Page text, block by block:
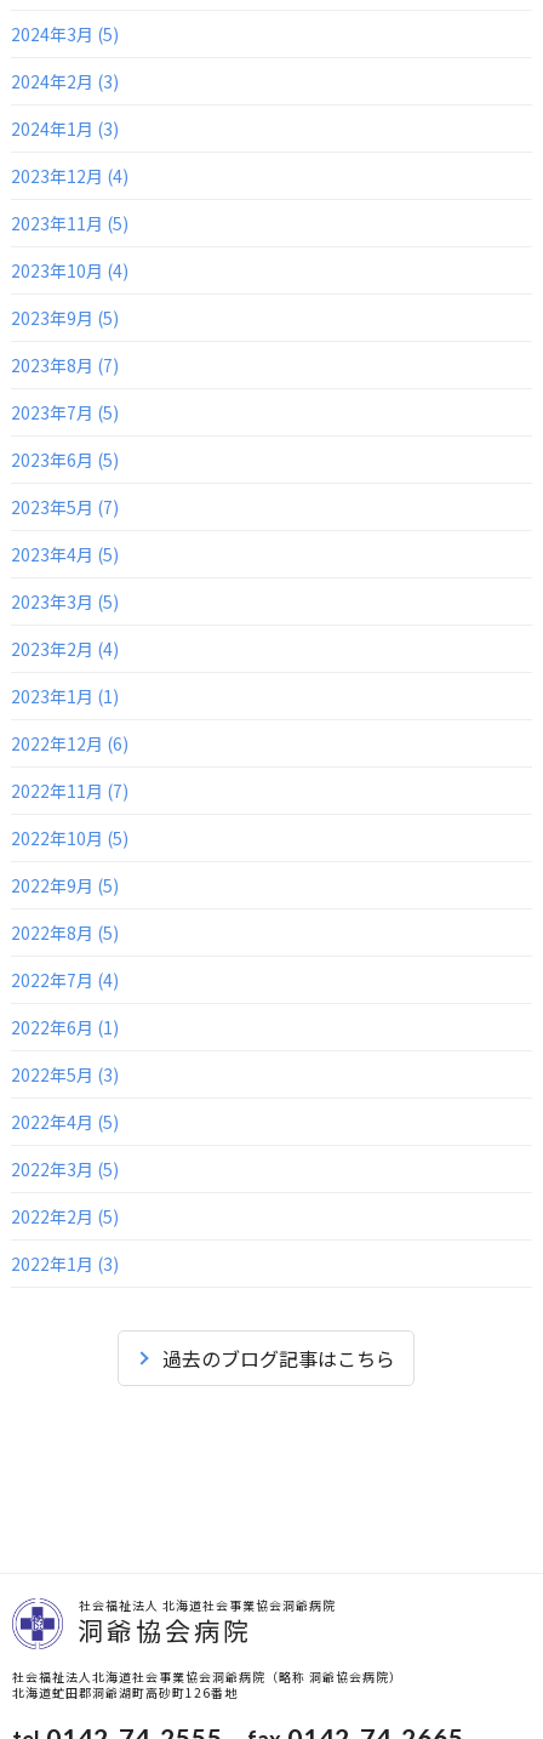
2024年3月 (5)
2024年2月 (3)
2024年1月 (3)
2023年12月 (4)
2023年11月 (5)
2023年10月 (4)
2023年9月 (5)
2023年8月 (7)
2023年7月 (5)
2023年6月 (5)
2023年5月 (7)
2023年4月 (5)
2023年3月 (5)
2023年2月 (4)
2023年1月 (1)
2022年12月 (6)
2022年11月 (7)
2022年10月 (5)
2022年9月 (5)
2022年8月 (5)
2022年7月 (4)
2022年6月 (1)
2022年5月 (3)
2022年4月 (5)
2022年3月 (5)
2022年2月 (5)
2022年1月 (3)
過去のブログ記事はこちら
社会福祉法人 北海道社会事業協会洞爺病院
洞爺協会病院
社会福祉法人北海道社会事業協会洞爺病院（略称 洞爺協会病院）
北海道虻田郡洞爺湖町高砂町126番地